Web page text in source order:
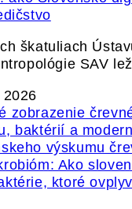
škatuliach
SAV
Ako
ktoré